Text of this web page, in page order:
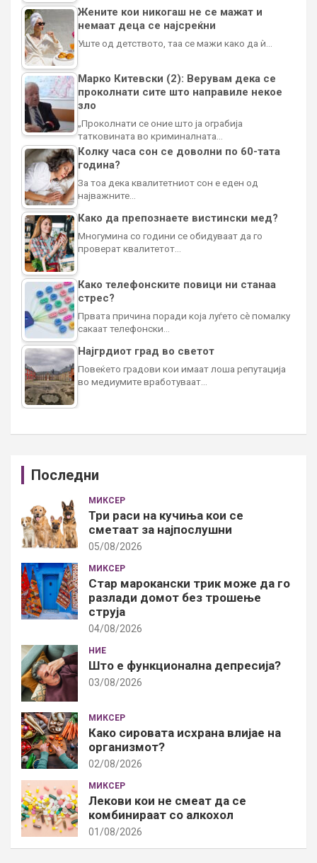
Жените кои никогаш не се мажат и
немаат деца се најсреќни
Уште од детството, таа се мажи како да ѝ…
Марко Китевски (2): Верувам дека се
проколнати сите што направиле некое
зло
„Проколнати се оние што ја ограбија
татковината во криминалната…
Колку часа сон се доволни по 60-тата
година?
За тоа дека квалитетниот сон е еден од
најважните…
Како да препознаете вистински мед?
Многумина со години се обидуваат да го
проверат квалитетот…
Како телефонските повици ни станаа
стрес?
Првата причина поради која луѓето сè помалку
сакаат телефонски…
Најгрдиот град во светот
Повеќето градови кои имаат лоша репутација
во медиумите вработуваат…
Последни
МИКСЕР
Три раси на кучиња кои се
сметаат за најпослушни
05/08/2026
МИКСЕР
Стар марокански трик може да го
разлади домот без трошење
струја
04/08/2026
НИЕ
Што е функционална депресија?
03/08/2026
МИКСЕР
Како сировата исхрана влијае на
организмот?
02/08/2026
МИКСЕР
Лекови кои не смеат да се
комбинираат со алкохол
01/08/2026